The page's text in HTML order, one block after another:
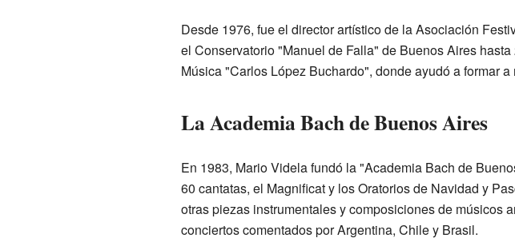
Desde 1976, fue el director artístico de la Asociación
el Conservatorio "Manuel de Falla" de Buenos Aires
Música "Carlos López Buchardo", donde ayudó a formar
La Academia Bach de Buenos Aires
En 1983, Mario Videla fundó la "Academia Bach de
60 cantatas, el Magnificat y los Oratorios de Navidad y
otras piezas instrumentales y composiciones de músicos
conciertos comentados por Argentina, Chile y Brasil.